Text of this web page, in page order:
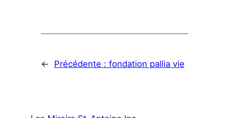
← Précédente : fondation pallia vie